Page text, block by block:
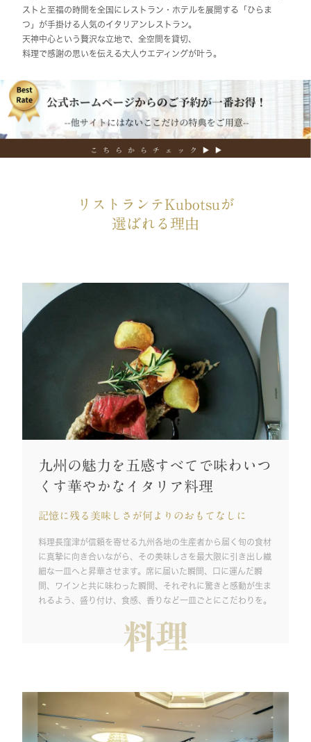
ストと至福の時間を全国にレストラン・ホテルを展開する「ひらま
つ」が手掛ける人気のイタリアンレストラン。
天神中心という贅沢な立地で、全空間を貸切、
料理で感謝の思いを伝える大人ウエディングが叶う。
リストランテKubotsuが
選ばれる理由
九州の魅力を五感すべてで味わいつ
くす華やかなイタリア料理
記憶に残る美味しさが何よりのおもてなしに
料理長窪津が信頼を寄せる九州各地の生産者から届く旬の食材
に真摯に向き合いながら、その美味しさを最大限に引き出し繊
細な一皿へと昇華させます。席に届いた瞬間、口に運んだ瞬
間、ワインと共に味わった瞬間、それぞれに驚きと感動が生ま
れるよう、盛り付け、食感、香りなど一皿ごとにこだわりを。
料理